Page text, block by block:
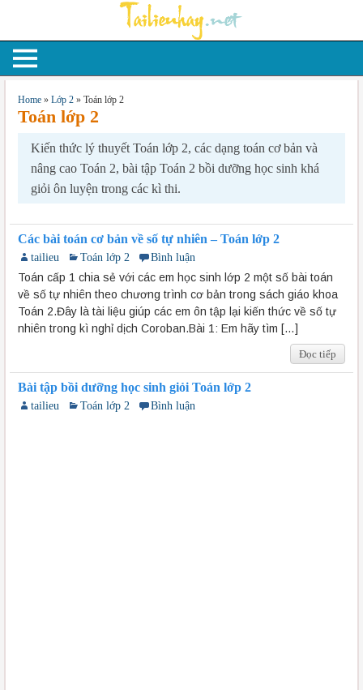
Home » Lớp 2 » Toán lớp 2
Toán lớp 2
Kiến thức lý thuyết Toán lớp 2, các dạng toán cơ bản và
nâng cao Toán 2, bài tập Toán 2 bồi dưỡng học sinh khá
giỏi ôn luyện trong các kì thi.
Các bài toán cơ bản về số tự nhiên – Toán lớp 2
tailieu Toán lớp 2 Bình luận
Toán cấp 1 chia sẻ với các em học sinh lớp 2 một số bài toán
về số tự nhiên theo chương trình cơ bản trong sách giáo khoa
Toán 2.Đây là tài liệu giúp các em ôn tập lại kiến thức về số tự
nhiên trong kì nghỉ dịch Coroban.Bài 1: Em hãy tìm […]
Đọc tiếp
Bài tập bồi dưỡng học sinh giỏi Toán lớp 2
tailieu Toán lớp 2 Bình luận